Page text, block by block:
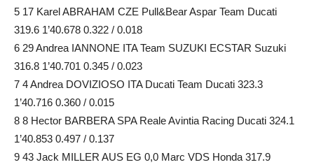
5 17 Karel ABRAHAM CZE Pull&Bear Aspar Team Ducati
319.6 1’40.678 0.322 / 0.018
6 29 Andrea IANNONE ITA Team SUZUKI ECSTAR Suzuki
316.8 1’40.701 0.345 / 0.023
7 4 Andrea DOVIZIOSO ITA Ducati Team Ducati 323.3
1’40.716 0.360 / 0.015
8 8 Hector BARBERA SPA Reale Avintia Racing Ducati 324.1
1’40.853 0.497 / 0.137
9 43 Jack MILLER AUS EG 0,0 Marc VDS Honda 317.9